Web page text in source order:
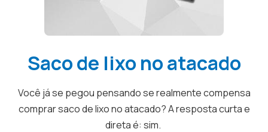
Saco de lixo no atacado
Você já se pegou pensando se realmente compensa
comprar saco de lixo no atacado? A resposta curta e
direta é: sim.